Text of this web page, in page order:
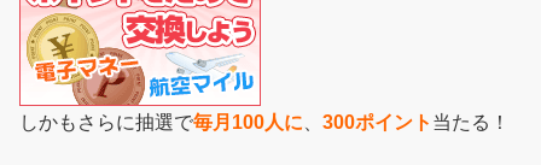
しかもさらに抽選で毎月100人に 300ポイント 当たる！